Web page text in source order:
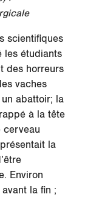
scientifiques
les étudiants
des horreurs
vaches
abattoir; la
à la tête
cerveau
la
Environ
la fin ;